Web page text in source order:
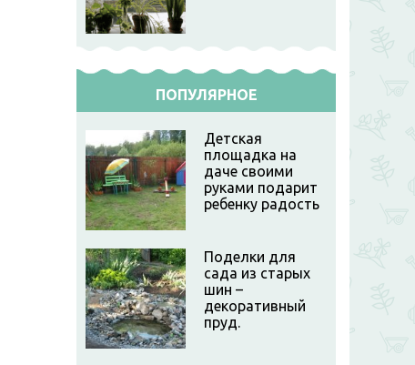
ПОПУЛЯРНОЕ
Детская
площадка на
даче своими
руками подарит
ребенку радость
Поделки для
сада из старых
шин –
декоративный
пруд.